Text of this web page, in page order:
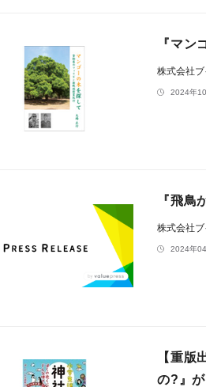
『マン
株式会社
2024年
『飛鳥
株式会社
2024年
【重版
の?』